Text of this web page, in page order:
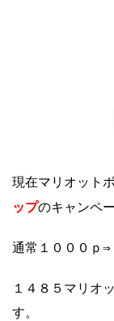
現在マリオット
ップのキャンペ
通常１０００ｐ⇒
１４８５マリオ
す。